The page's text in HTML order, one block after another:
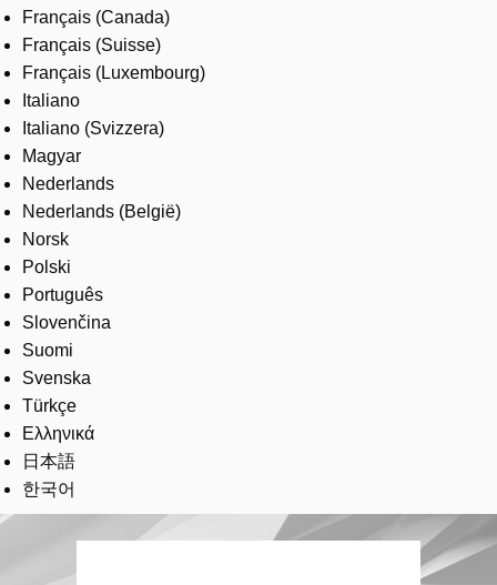
Français (Canada)
Français (Suisse)
Français (Luxembourg)
Italiano
Italiano (Svizzera)
Magyar
Nederlands
Nederlands (België)
Norsk
Polski
Português
Slovenčina
Suomi
Svenska
Türkçe
Ελληνικά
日本語
한국어